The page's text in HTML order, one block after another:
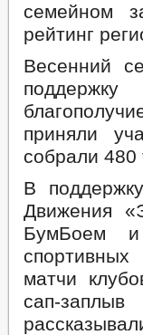
семейном
рейтинг
Весенний
поддержку
приняли
собрали 480
В
Движения
БумБоем
матчи
сап-